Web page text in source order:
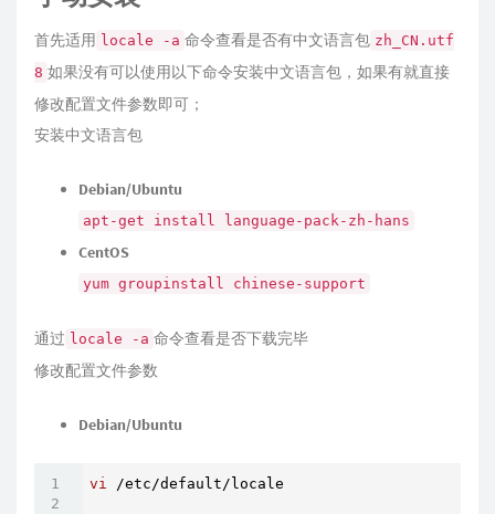
首先适用 locale -a 命令查看是否有中文语言包 zh_CN.utf
8 如果没有可以使用以下命令安装中文语言包，如果有就直接
修改配置文件参数即可；
安装中文语言包
Debian/Ubuntu
apt-get install language-pack-zh-hans
CentOS
yum groupinstall chinese-support
通过 locale -a 命令查看是否下载完毕
修改配置文件参数
Debian/Ubuntu
vi /etc/default/locale